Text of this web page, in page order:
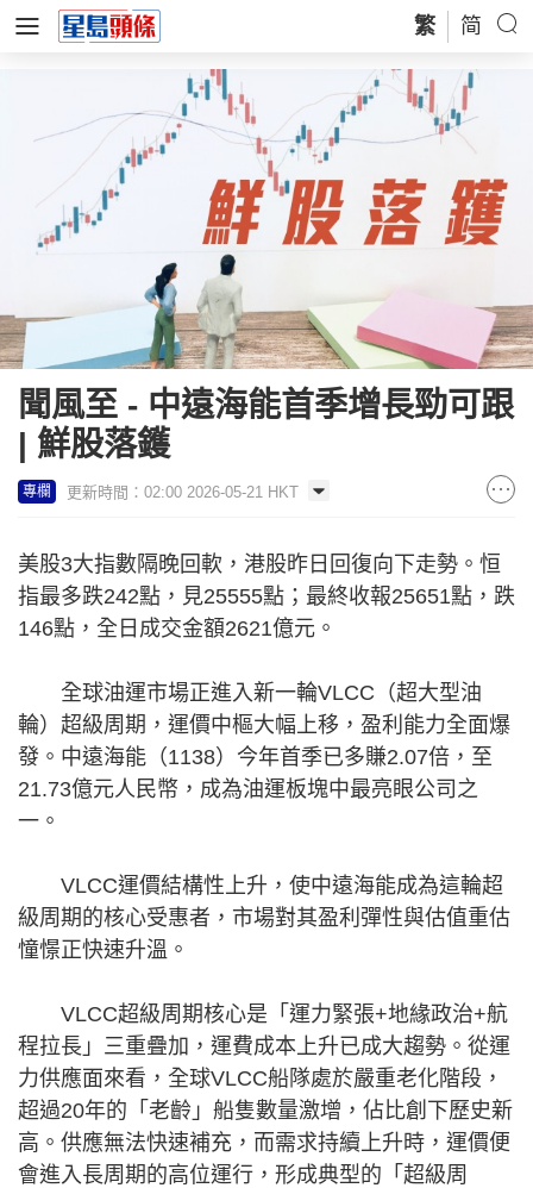
繁 简
聞風至 - 中遠海能首季增長勁可跟
| 鮮股落鑊
專欄 更新時間：02:00 2026-05-21 HKT
美股3大指數隔晚回軟，港股昨日回復向下走勢。恒
指最多跌242點，見25555點；最終收報25651點，跌
146點，全日成交金額2621億元。
全球油運市場正進入新一輪VLCC（超大型油
輪）超級周期，運價中樞大幅上移，盈利能力全面爆
發。中遠海能（1138）今年首季已多賺2.07倍，至
21.73億元人民幣，成為油運板塊中最亮眼公司之
一。
VLCC運價結構性上升，使中遠海能成為這輪超
級周期的核心受惠者，市場對其盈利彈性與估值重估
憧憬正快速升溫。
VLCC超級周期核心是「運力緊張+地緣政治+航
程拉長」三重疊加，運費成本上升已成大趨勢。從運
力供應面來看，全球VLCC船隊處於嚴重老化階段，
超過20年的「老齡」船隻數量激增，佔比創下歷史新
高。供應無法快速補充，而需求持續上升時，運價便
會進入長周期的高位運行，形成典型的「超級周